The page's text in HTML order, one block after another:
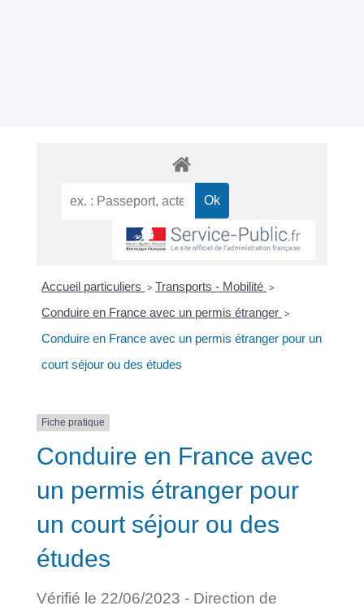
Accueil particuliers > Transports - Mobilité >
Conduire en France avec un permis étranger >
Conduire en France avec un permis étranger pour un
court séjour ou des études
Fiche pratique
Conduire en France avec
un permis étranger pour
un court séjour ou des
études
Vérifié le 22/06/2023 - Direction de